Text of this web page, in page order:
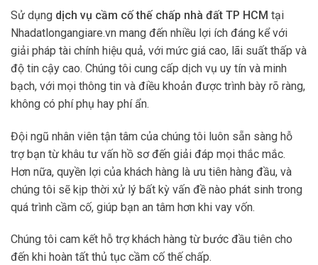
Sử dụng dịch vụ cầm cố thế chấp nhà đất TP HCM tại
Nhadatlongangiare.vn mang đến nhiều lợi ích đáng kể với
giải pháp tài chính hiệu quả, với mức giá cao, lãi suất thấp và
độ tin cậy cao. Chúng tôi cung cấp dịch vụ uy tín và minh
bạch, với mọi thông tin và điều khoản được trình bày rõ ràng,
không có phí phụ hay phí ẩn.
Đội ngũ nhân viên tận tâm của chúng tôi luôn sẵn sàng hỗ
trợ bạn từ khâu tư vấn hồ sơ đến giải đáp mọi thắc mắc.
Hơn nữa, quyền lợi của khách hàng là ưu tiên hàng đầu, và
chúng tôi sẽ kịp thời xử lý bất kỳ vấn đề nào phát sinh trong
quá trình cầm cố, giúp bạn an tâm hơn khi vay vốn.
Chúng tôi cam kết hỗ trợ khách hàng từ bước đầu tiên cho
đến khi hoàn tất thủ tục cầm cố thế chấp.